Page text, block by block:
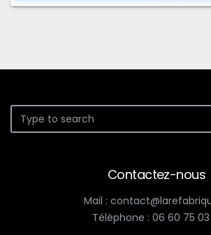
Contactez-nous
Mail :
Téléphone : 06 60 75 03